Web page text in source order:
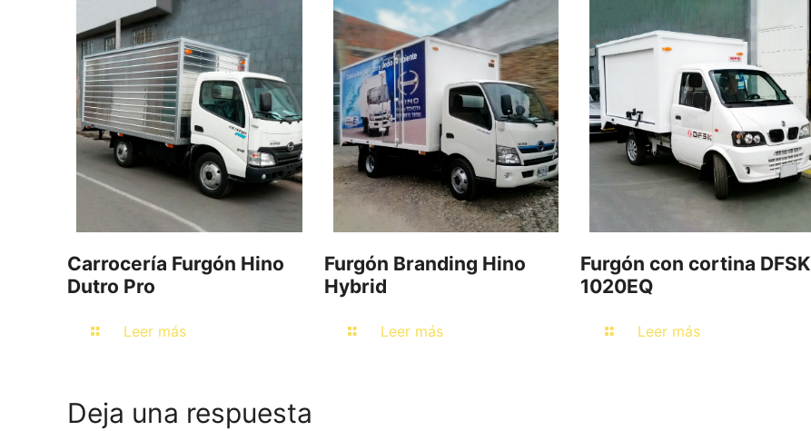
Carrocería Furgón Hino
Dutro Pro
Leer más
Furgón Branding Hino
Hybrid
Leer más
Furgón con cortina DFSK
1020EQ
Leer más
Deja una respuesta